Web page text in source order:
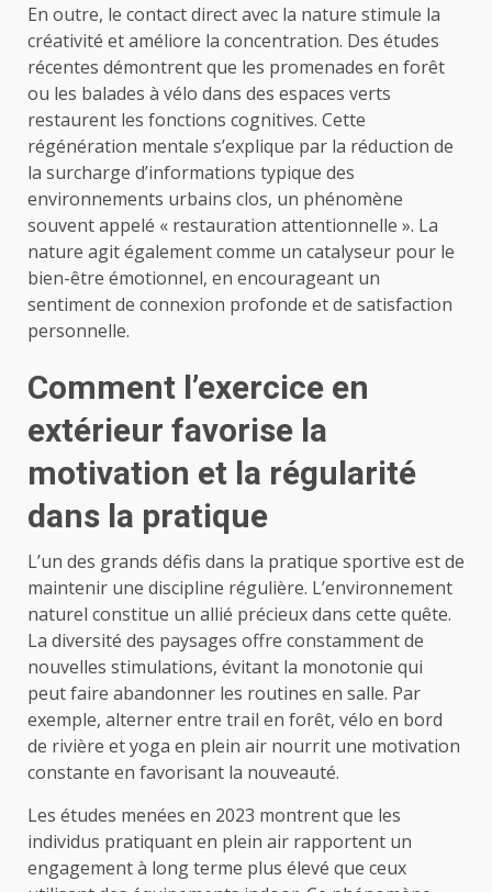
En outre, le contact direct avec la nature stimule la
créativité et améliore la concentration. Des études
récentes démontrent que les promenades en forêt
ou les balades à vélo dans des espaces verts
restaurent les fonctions cognitives. Cette
régénération mentale s’explique par la réduction de
la surcharge d’informations typique des
environnements urbains clos, un phénomène
souvent appelé « restauration attentionnelle ». La
nature agit également comme un catalyseur pour le
bien-être émotionnel, en encourageant un
sentiment de connexion profonde et de satisfaction
personnelle.
Comment l’exercice en
extérieur favorise la
motivation et la régularité
dans la pratique
L’un des grands défis dans la pratique sportive est de
maintenir une discipline régulière. L’environnement
naturel constitue un allié précieux dans cette quête.
La diversité des paysages offre constamment de
nouvelles stimulations, évitant la monotonie qui
peut faire abandonner les routines en salle. Par
exemple, alterner entre trail en forêt, vélo en bord
de rivière et yoga en plein air nourrit une motivation
constante en favorisant la nouveauté.
Les études menées en 2023 montrent que les
individus pratiquant en plein air rapportent un
engagement à long terme plus élevé que ceux